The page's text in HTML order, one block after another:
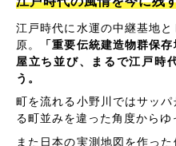
江戸時代に水運の中継基地
原。
「重要伝統建造物群保
屋立ち並び、まるで江戸時
う。
町を流れる小野川ではサッ
る町並みを違った角度からゆ
また日本の実測地図を作っ